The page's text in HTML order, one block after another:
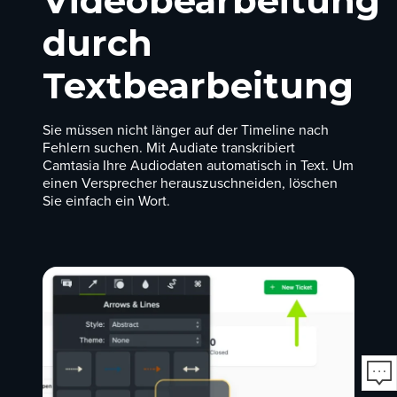
durch
Textbearbeitung
Sie müssen nicht länger auf der Timeline nach
Fehlern suchen. Mit Audiate transkribiert
Camtasia Ihre Audiodaten automatisch in Text. Um
einen Versprecher herauszuschneiden, löschen
Sie einfach ein Wort.